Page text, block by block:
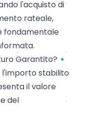
l'acquisto di
rateale,
fondamentale
Garantito?🔹
l'importo stabilito
il valore
del